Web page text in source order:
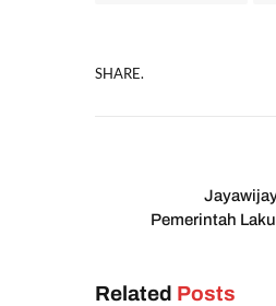
SHARE.
Pemerintah
Related Posts